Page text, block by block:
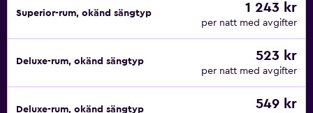
Superior-rum, okänd sängtyp 1 243 kr
per natt med avgifter
Deluxe-rum, okänd sängtyp 523 kr
per natt med avgifter
Deluxe-rum, okänd sängtyp 549 kr